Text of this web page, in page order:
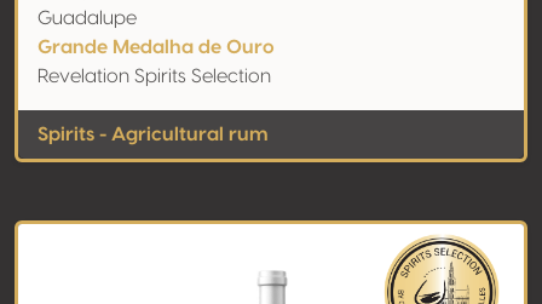
Guadalupe
Grande Medalha de Ouro
Revelation Spirits Selection
Spirits - Agricultural rum